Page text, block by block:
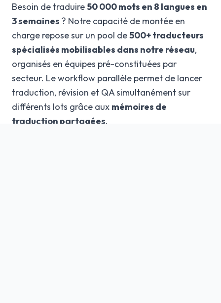
Besoin de traduire50 000 mots en 8 langues en
3 semaines ? Notre capacité de montée en
charge repose sur un pool de500+traducteurs
spécialisés mobilisables dans notre réseau,
organisés en équipes pré-constituées par
secteur. Le workflow parallèle permet de lancer
traduction, révision et QA simultanément sur
différents lots grâce aux mémoires de
traduction partagées.